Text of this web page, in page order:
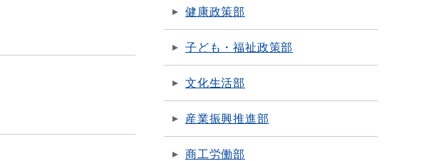
健康政策部
子ども・福祉政策部
文化生活部
産業振興推進部
商工労働部